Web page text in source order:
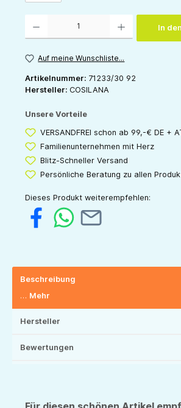
In
Auf meine Wunschliste...
Artikelnummer: 71233/30 92
Hersteller: COSILANA
Unsere Vorteile
VERSANDFREI schon ab 99,-€ DE +
Familienunternehmen mit Herz
Blitz-Schneller Versand
Persönliche Beratung zu allen
Dieses Produkt weiterempfehlen:
Beschreibung
… Mehr
Hersteller
Bewertungen